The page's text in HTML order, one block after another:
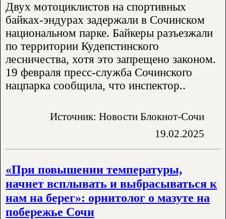
Двух мотоциклистов на спортивных
байках-эндурах задержали в Сочинском
национальном парке. Байкеры разъезжали
по территории Кудепстинского
лесничества, хотя это запрещено законом.
19 февраля пресс-служба Сочинского
нацпарка сообщила, что инспектор..
Источник: Новости Блокнот-Сочи
19.02.2025
«При повышении температуры,
начнет всплывать и выбрасываться к
нам на берег»: орнитолог о мазуте на
побережье Сочи